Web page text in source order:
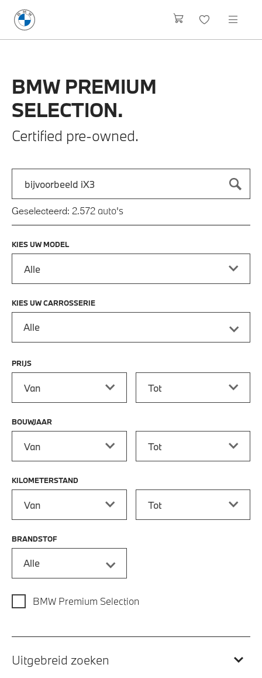
BMW PREMIUM
SELECTION.
Certified pre-owned.
Zoek naar een automodel, bijvoorbeeld 3 Serie M-Sport
Typ een automodel in en druk op enter om te zoeken
Geselecteerd: 2.572 auto's
KIES UW MODEL
KIES UW CARROSSERIE
Alle
PRIJS
BOUWJAAR
KILOMETERSTAND
BRANDSTOF
Alle
BMW Premium Selection
Uitgebreid zoeken